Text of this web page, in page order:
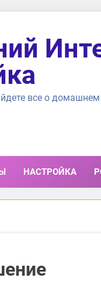
все о домашнем
НАСТРОЙКА